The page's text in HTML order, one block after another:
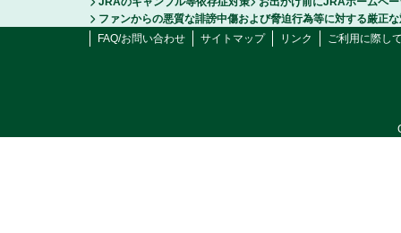
ファンからの悪質な誹謗中傷および脅迫行為等に対する厳正
FAQ/お問い合わせ
サイトマップ リンク ご利用に際し